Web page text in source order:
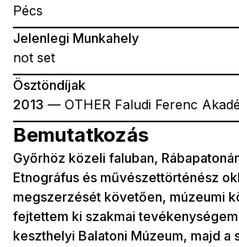
Bemutatkozás
Győrhöz közeli faluban,
Etnográfus és művészettörténész
megszerzését követően, múzeumi
fejtettem ki szakmai
keszthelyi Balatoni Múzeum, majd a
Pécs
Jelenlegi Munkahely
not set
Ösztöndíjak
2013 — OTHER Faludi Ferenc